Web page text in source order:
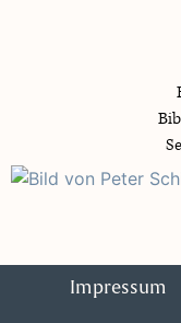
Impressum